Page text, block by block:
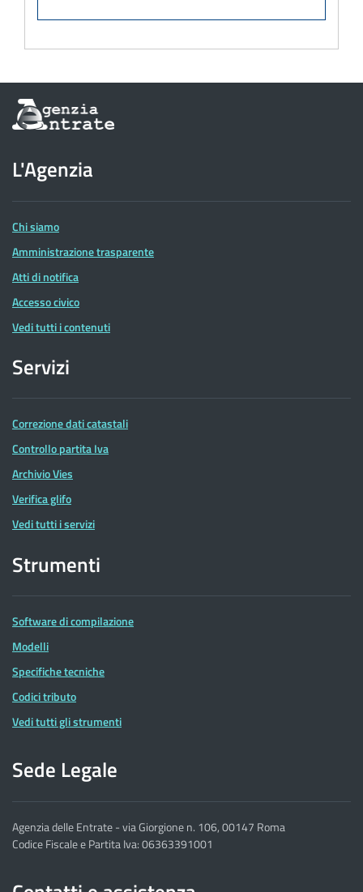
Informazioni
sul
dell'Agenzia
delle
Entrate
L'Agenzia
Chi siamo
Amministrazione trasparente
Atti di notifica
Accesso civico
Vedi tutti i contenuti
Servizi
Correzione dati catastali
Controllo partita Iva
Archivio Vies
Verifica glifo
Vedi tutti i servizi
Strumenti
Software di compilazione
Modelli
Specifiche tecniche
Codici tributo
Vedi tutti gli strumenti
Sede Legale
Agenzia delle Entrate - via Giorgione n. 106, 00147 Roma
Codice Fiscale e Partita Iva: 06363391001